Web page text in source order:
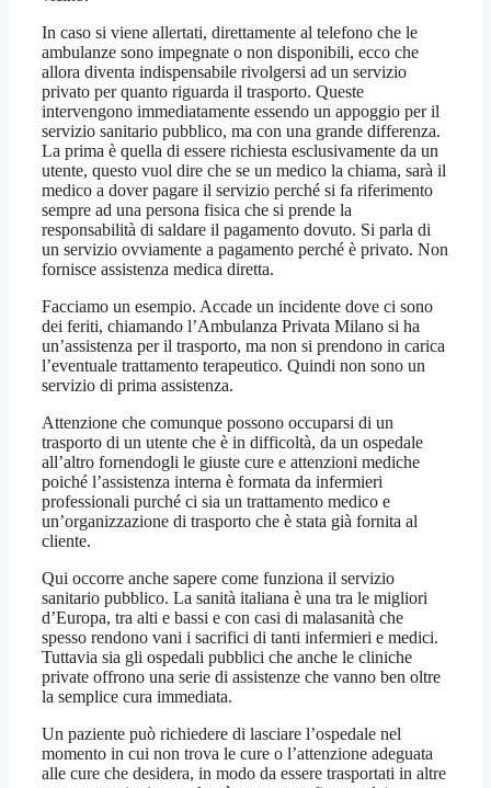
In caso si viene allertati, direttamente al telefono che le
ambulanze sono impegnate o non disponibili, ecco che
allora diventa indispensabile rivolgersi ad un servizio
privato per quanto riguarda il trasporto. Queste
intervengono immediatamente essendo un appoggio per il
servizio sanitario pubblico, ma con una grande differenza.
La prima è quella di essere richiesta esclusivamente da un
utente, questo vuol dire che se un medico la chiama, sarà il
medico a dover pagare il servizio perché si fa riferimento
sempre ad una persona fisica che si prende la
responsabilità di saldare il pagamento dovuto. Si parla di
un servizio ovviamente a pagamento perché è privato. Non
fornisce assistenza medica diretta.
Facciamo un esempio. Accade un incidente dove ci sono
dei feriti, chiamando l’Ambulanza Privata Milano si ha
un’assistenza per il trasporto, ma non si prendono in carica
l’eventuale trattamento terapeutico. Quindi non sono un
servizio di prima assistenza.
Attenzione che comunque possono occuparsi di un
trasporto di un utente che è in difficoltà, da un ospedale
all’altro fornendogli le giuste cure e attenzioni mediche
poiché l’assistenza interna è formata da infermieri
professionali purché ci sia un trattamento medico e
un’organizzazione di trasporto che è stata già fornita al
cliente.
Qui occorre anche sapere come funziona il servizio
sanitario pubblico. La sanità italiana è una tra le migliori
d’Europa, tra alti e bassi e con casi di malasanità che
spesso rendono vani i sacrifici di tanti infermieri e medici.
Tuttavia sia gli ospedali pubblici che anche le cliniche
private offrono una serie di assistenze che vanno ben oltre
la semplice cura immediata.
Un paziente può richiedere di lasciare l’ospedale nel
momento in cui non trova le cure o l’attenzione adeguata
alle cure che desidera, in modo da essere trasportati in altre